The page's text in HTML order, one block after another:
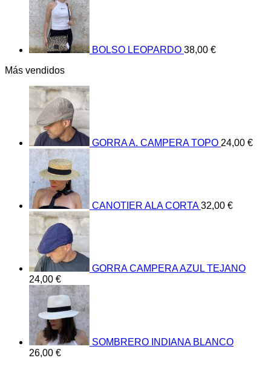
BOLSO LEOPARDO 38,00 €
Más vendidos
GORRA A. CAMPERA TOPO 24,00 €
CANOTIER ALA CORTA 32,00 €
GORRA CAMPERA AZUL TEJANO
24,00 €
SOMBRERO INDIANA BLANCO
26,00 €